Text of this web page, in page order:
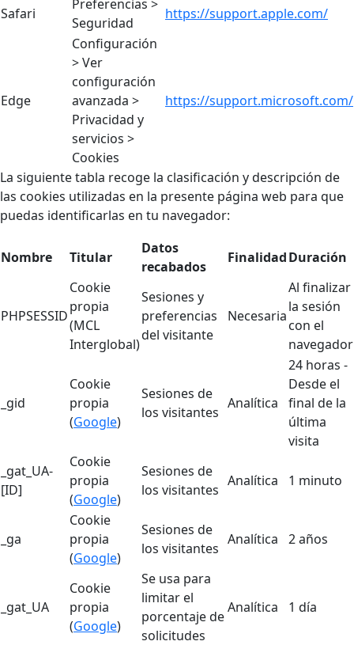
Safari
Preferencias >
Seguridad
https://support.apple.com/
Edge
Configuración
> Ver
configuración
avanzada >
Privacidad y
servicios >
Cookies
https://support.microsoft.com/
La siguiente tabla recoge la clasificación y descripción de
las cookies utilizadas en la presente página web para que
puedas identificarlas en tu navegador:
Nombre Titular
Datos
recabados
FinalidadDuración
PHPSESSID
Cookie
propia
(MCL
Interglobal)
Sesiones y
preferencias
del visitante
Necesaria
Al finalizar
la sesión
con el
navegador
_gid
Cookie
propia
(Google)
Sesiones de
los visitantes
Analítica
24 horas -
Desde el
final de la
última
visita
_gat_UA-
[ID]
Cookie
propia
(Google)
Sesiones de
los visitantes
Analítica 1 minuto
_ga
Cookie
propia
(Google)
Sesiones de
los visitantes
Analítica 2 años
_gat_UA
Cookie
propia
(Google)
Se usa para
limitar el
porcentaje de
solicitudes
Analítica 1 día